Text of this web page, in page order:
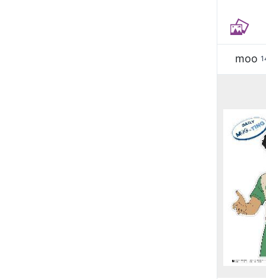
moo